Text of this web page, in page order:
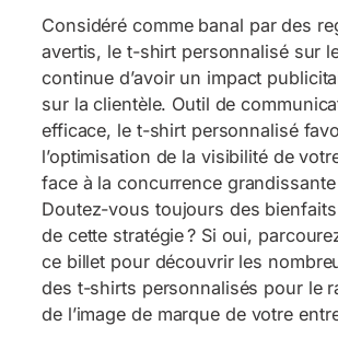
Considéré comme banal par des
avertis, le t-shirt personnalisé sur
continue d’avoir un impact
sur la clientèle. Outil de
efficace, le t-shirt personnalisé
l’optimisation de la visibilité de
face à la concurrence
Doutez-vous toujours des
de cette stratégie ? Si oui,
ce billet pour découvrir les
des t-shirts personnalisés pour le
de l’image de marque de votre